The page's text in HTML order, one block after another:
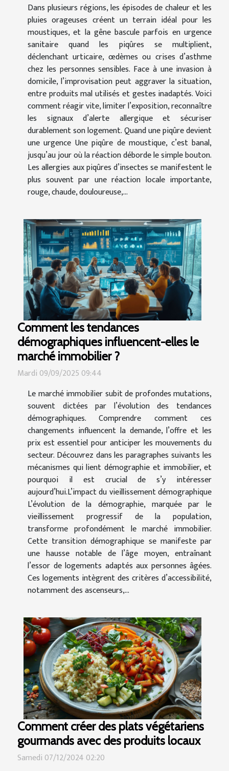
Dans plusieurs régions, les épisodes de chaleur et les
pluies orageuses créent un terrain idéal pour les
moustiques, et la gêne bascule parfois en urgence
sanitaire quand les piqûres se multiplient,
déclenchant urticaire, œdèmes ou crises d’asthme
chez les personnes sensibles. Face à une invasion à
domicile, l’improvisation peut aggraver la situation,
entre produits mal utilisés et gestes inadaptés. Voici
comment réagir vite, limiter l’exposition, reconnaître
les signaux d’alerte allergique et sécuriser
durablement son logement. Quand une piqûre devient
une urgence Une piqûre de moustique, c’est banal,
jusqu’au jour où la réaction déborde le simple bouton.
Les allergies aux piqûres d’insectes se manifestent le
plus souvent par une réaction locale importante,
rouge, chaude, douloureuse,...
Comment les tendances
démographiques influencent-elles le
marché immobilier ?
Mardi 09/09/2025 09:44
Le marché immobilier subit de profondes mutations,
souvent dictées par l’évolution des tendances
démographiques. Comprendre comment ces
changements influencent la demande, l’offre et les
prix est essentiel pour anticiper les mouvements du
secteur. Découvrez dans les paragraphes suivants les
mécanismes qui lient démographie et immobilier, et
pourquoi il est crucial de s’y intéresser
aujourd’hui.L’impact du vieillissement démographique
L’évolution de la démographie, marquée par le
vieillissement progressif de la population,
transforme profondément le marché immobilier.
Cette transition démographique se manifeste par
une hausse notable de l’âge moyen, entraînant
l’essor de logements adaptés aux personnes âgées.
Ces logements intègrent des critères d’accessibilité,
notamment des ascenseurs,...
Comment créer des plats végétariens
gourmands avec des produits locaux
Samedi 07/12/2024 02:20